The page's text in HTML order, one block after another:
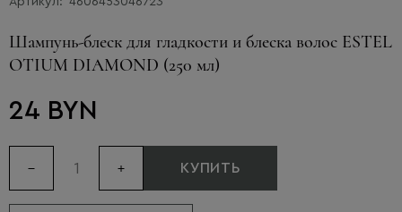
Шампунь-блеск для гладкости и блеска волос ESTEL
OTIUM DIAMOND (250 мл)
24 BYN
КУПИТЬ